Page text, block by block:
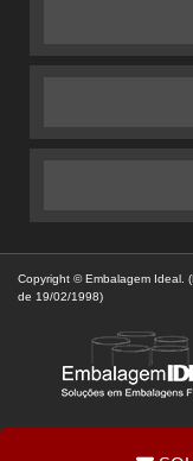
Copyright © Embalagem Ideal.
de 19/02/1998)